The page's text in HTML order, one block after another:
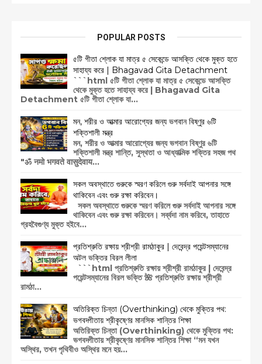
POPULAR POSTS
৫টি গীতা শ্লোক যা মাত্র ৫ সেকেন্ডে আসক্তি থেকে মুক্ত হতে
সাহায্য করে | Bhagavad Gita Detachment
```html ৫টি গীতা শ্লোক যা মাত্র ৫ সেকেন্ডে আসক্তি
থেকে মুক্ত হতে সাহায্য করে | Bhagavad Gita
Detachment ৫টি গীতা শ্লোক যা...
মন, শরীর ও আত্মার আরোগ্যের জন্য ভগবান বিষ্ণুর ৬টি
শক্তিশালী মন্ত্র
মন, শরীর ও আত্মার আরোগ্যের জন্য ভগবান বিষ্ণুর ৬টি
শক্তিশালী মন্ত্র শান্তি, সুস্থতা ও আধ্যাত্মিক শক্তির সহজ পথ
"ॐ नमो भगवते वासुदेवाय...
সকল অবস্থাতে গুরুকে স্মরণ করিলে গুরু সর্বদাই আপনার সঙ্গে
থাকিবেন এবং গুরু রক্ষা করিবেন।
সকল অবস্থাতে গুরুকে স্মরণ করিলে গুরু সর্বদাই আপনার সঙ্গে
থাকিবেন এবং গুরু রক্ষা করিবেন। সর্ব্বদা নাম করিবে, তাহাতে
গ্রহবৈগুণ্য মুক্ত হইবে...
প্রতিশ্রুতি রক্ষায় শ্রীশ্রী রামঠাকুর | দেবেন্দ্র পয়েন্টসম্যানের
অটল ভক্তির বিরল লীলা
```html প্রতিশ্রুতি রক্ষায় শ্রীশ্রী রামঠাকুর | দেবেন্দ্র
পয়েন্টসম্যানের বিরল ভক্তি 🌺 প্রতিশ্রুতি রক্ষায় শ্রীশ্রী
রামঠা...
অতিরিক্ত চিন্তা (Overthinking) থেকে মুক্তির পথ:
ভগবদ্গীতায় শ্রীকৃষ্ণের মানসিক শান্তির শিক্ষা
অতিরিক্ত চিন্তা (Overthinking) থেকে মুক্তির পথ:
ভগবদ্গীতায় শ্রীকৃষ্ণের মানসিক শান্তির শিক্ষা “মন যখন
অস্থির, তখন পৃথিবীও অস্থির মনে হয়...